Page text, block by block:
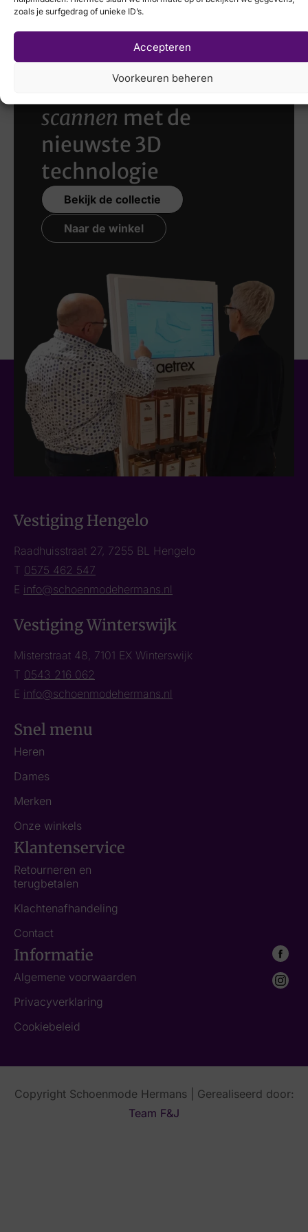
zoals je surfgedrag of unieke ID’s.
Accepteren
Voorkeuren beheren
Laat uw voeten
scannen met de
nieuwste 3D
technologie
Bekijk de collectie
Naar de winkel
Vestiging Hengelo
Raadhuisstraat 27, 7255 BL Hengelo
T 0575 462 547
E info@schoenmodehermans.nl
Vestiging Winterswijk
Misterstraat 48, 7101 EX Winterswijk
T 0543 216 062
E info@schoenmodehermans.nl
Snel menu
Heren
Dames
Merken
Onze winkels
Klantenservice
Retourneren en
terugbetalen
Klachtenafhandeling
Contact
Informatie
Algemene voorwaarden
Privacyverklaring
Cookiebeleid
Copyright Schoenmode Hermans | Gerealiseerd door:
Team F&J